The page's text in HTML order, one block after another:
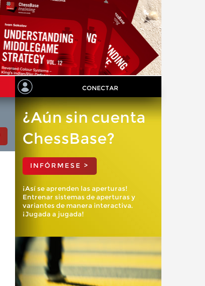
CONECTAR
¿Aún sin cuenta
ChessBase?
INFÓRMESE >
¡Así se aprenden las aperturas!
Entrenar sistemas de aperturas y
variantes de manera interactiva.
¡Jugada a jugada!